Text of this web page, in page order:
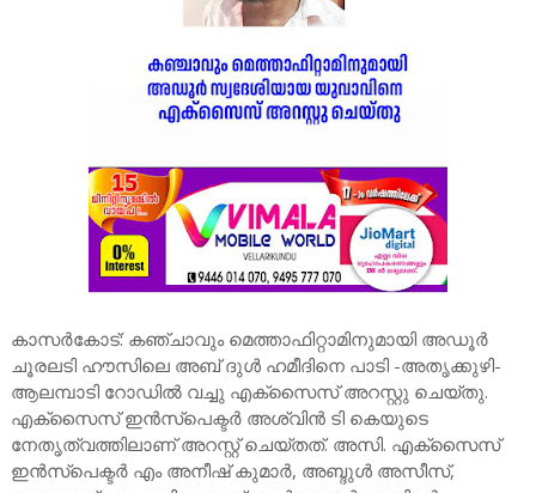
കാസർകോട്: കഞ്ചാവും മെത്താഫിറ്റാമിനുമായി അഡൂർ
ചൂരലടി ഹൗസിലെ അബ് ദുൾ ഹമീദിനെ പാടി -അതൃക്കുഴി-
ആലമ്പാടി റോഡിൽ വച്ചു എക്സൈസ് അറസ്റ്റു ചെയ്തു.
എക്സൈസ് ഇൻസ്പെക്ടർ അശ്വിൻ ടി കെയുടെ
നേതൃത്വത്തിലാണ് അറസ്റ്റ് ചെയ്തത്. അസി. എക്സൈസ്
ഇൻസ്പെക്ടർ എം അനീഷ് കുമാർ, അബ്ദുൾ അസീസ്,